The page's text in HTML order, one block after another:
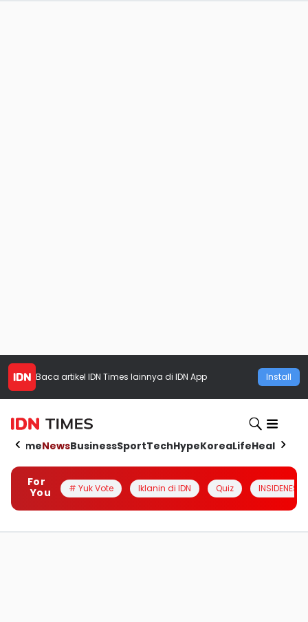
Baca artikel IDN Times lainnya di IDN App Install
HomeNewsBusinessSportTechHypeKoreaLifeHealth
For
You
# Yuk Vote Iklanin di IDN Quiz INSIDENESIA